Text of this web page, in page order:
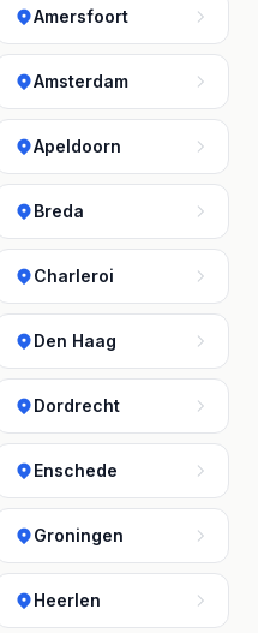
Amersfoort
Amsterdam
Apeldoorn
Breda
Charleroi
Den Haag
Dordrecht
Enschede
Groningen
Heerlen